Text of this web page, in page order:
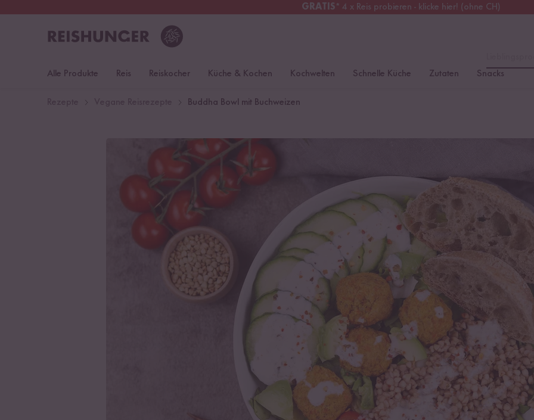
GRATIS* 4 x Reis probieren - klicke hier! (ohne CH)
Kostenloser Versand
Alle Produkte
Reis Reiskocher Küche & Kochen Kochwelten Schnelle Küche Zutaten Snacks
Buddha Bowl mit Buchweizen